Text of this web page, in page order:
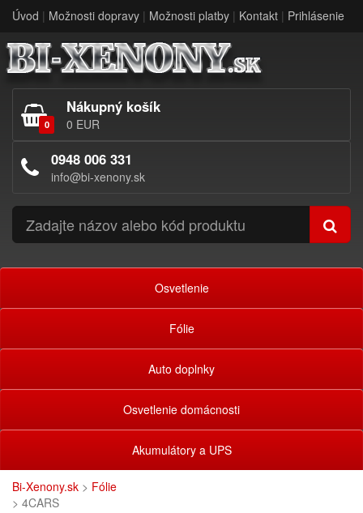
Úvod | Možnosti dopravy | Možnosti platby | Kontakt | Prihlásenie
0
Nákupný košík
0 EUR
0948 006 331
info@bi-xenony.sk
Osvetlenie
Fólie
Auto doplnky
Osvetlenie domácnosti
Akumulátory a UPS
Bi-Xenony.sk > Fólie
> 4CARS